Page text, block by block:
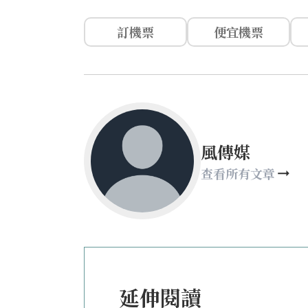
訂機票 便宜機票
風傳媒
查看所有文章
延伸閱讀